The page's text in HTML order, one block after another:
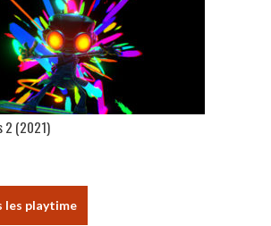
2 (2021)
les playtime